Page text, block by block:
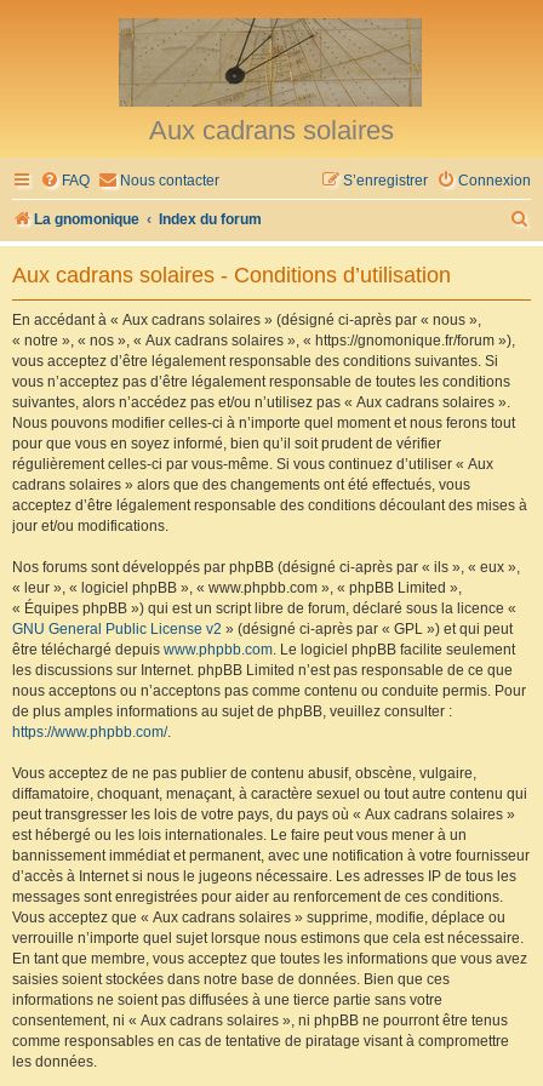
Aux cadrans solaires
FAQ Nous contacter Connexion
S’enregistrer
La gnomonique Index du forum
e
Aux cadrans solaires - Conditions d’utilisation
En accédant à « Aux cadrans solaires » (désigné ci-après par « nous »,
« notre », « nos », « Aux cadrans solaires », « https://gnomonique.fr/forum »),
vous acceptez d’être légalement responsable des conditions suivantes. Si
vous n’acceptez pas d’être légalement responsable de toutes les conditions
suivantes, alors n’accédez pas et/ou n’utilisez pas « Aux cadrans solaires ».
Nous pouvons modifier celles-ci à n’importe quel moment et nous ferons tout
pour que vous en soyez informé, bien qu’il soit prudent de vérifier
régulièrement celles-ci par vous-même. Si vous continuez d’utiliser « Aux
cadrans solaires » alors que des changements ont été effectués, vous
acceptez d’être légalement responsable des conditions découlant des mises à
jour et/ou modifications.
Nos forums sont développés par phpBB (désigné ci-après par « ils », « eux »,
« leur », « logiciel phpBB », « www.phpbb.com », « phpBB Limited »,
« Équipes phpBB ») qui est un script libre de forum, déclaré sous la licence «
GNU General Public License v2 » (désigné ci-après par « GPL ») et qui peut
être téléchargé depuis www.phpbb.com. Le logiciel phpBB facilite seulement
les discussions sur Internet. phpBB Limited n’est pas responsable de ce que
nous acceptons ou n’acceptons pas comme contenu ou conduite permis. Pour
de plus amples informations au sujet de phpBB, veuillez consulter :
https://www.phpbb.com/.
Vous acceptez de ne pas publier de contenu abusif, obscène, vulgaire,
diffamatoire, choquant, menaçant, à caractère sexuel ou tout autre contenu qui
peut transgresser les lois de votre pays, du pays où « Aux cadrans solaires »
est hébergé ou les lois internationales. Le faire peut vous mener à un
bannissement immédiat et permanent, avec une notification à votre fournisseur
d’accès à Internet si nous le jugeons nécessaire. Les adresses IP de tous les
messages sont enregistrées pour aider au renforcement de ces conditions.
Vous acceptez que « Aux cadrans solaires » supprime, modifie, déplace ou
verrouille n’importe quel sujet lorsque nous estimons que cela est nécessaire.
En tant que membre, vous acceptez que toutes les informations que vous avez
saisies soient stockées dans notre base de données. Bien que ces
informations ne soient pas diffusées à une tierce partie sans votre
consentement, ni « Aux cadrans solaires », ni phpBB ne pourront être tenus
comme responsables en cas de tentative de piratage visant à compromettre
les données.